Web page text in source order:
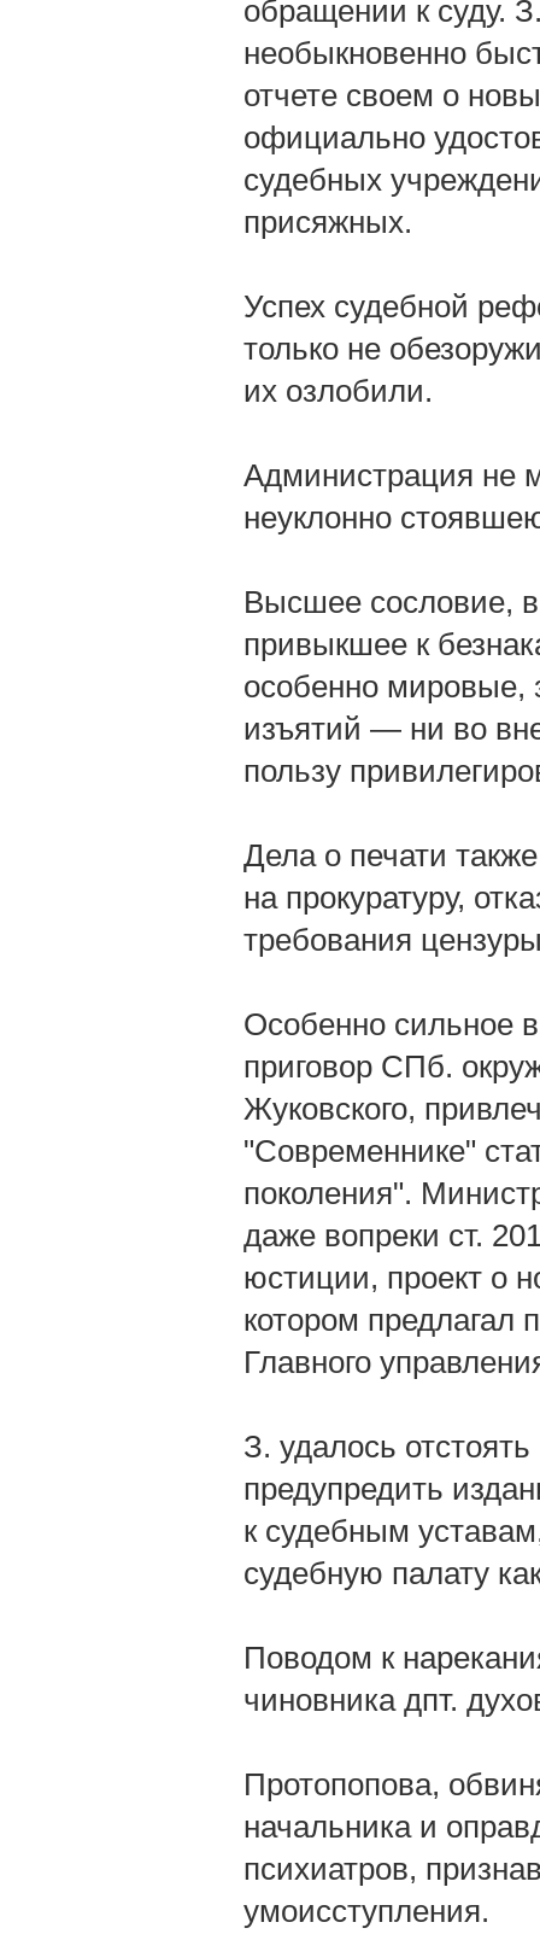
обращении к суду.
необыкновенно
отчете своем о
официально
судебных
присяжных.
Успех судебной
только не
их озлобили.
Администрация не
неуклонно
Высшее сословие,
привыкшее к
особенно мировые,
изъятий — ни во
пользу
Дела о печати
на прокуратуру,
требования
Особенно сильное
приговор СПб.
Жуковского,
"Современнике"
поколения".
даже вопреки ст.
юстиции, проект о
котором предлагал
Главного
З. удалось
предупредить
к судебным
судебную палату
Поводом к
чиновника дпт.
Протопопова,
начальника и
психиатров,
умоисступления.